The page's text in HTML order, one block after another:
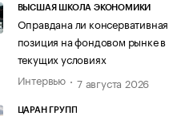
ВЫСШАЯ ШКОЛА ЭКОНОМИКИ
Оправдана ли консервативная
позиция на фондовом рынке в
текущих условиях
Интервью
7 августа 2026
ЦАРАН ГРУПП